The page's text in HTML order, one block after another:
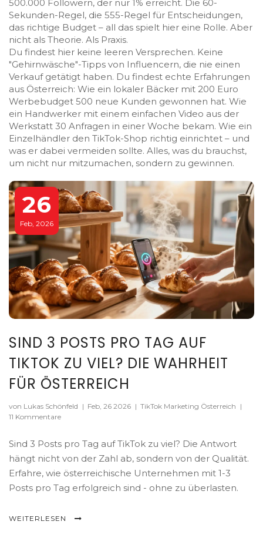
500.000 Followern, der nur 1% erreicht. Die 60-
Sekunden-Regel, die 555-Regel für Entscheidungen,
das richtige Budget – all das spielt hier eine Rolle. Aber
nicht als Theorie. Als Praxis.
Du findest hier keine leeren Versprechen. Keine
"Gehirnwäsche"-Tipps von Influencern, die nie einen
Verkauf getätigt haben. Du findest echte Erfahrungen
aus Österreich: Wie ein lokaler Bäcker mit 200 Euro
Werbebudget 500 neue Kunden gewonnen hat. Wie
ein Handwerker mit einem einfachen Video aus der
Werkstatt 30 Anfragen in einer Woche bekam. Wie ein
Einzelhändler den TikTok-Shop richtig einrichtet – und
was er dabei vermeiden sollte. Alles, was du brauchst,
um nicht nur mitzumachen, sondern zu gewinnen.
26
Feb, 2026
SIND 3 POSTS PRO TAG AUF
TIKTOK ZU VIEL? DIE WAHRHEIT
FÜR ÖSTERREICH
von Lukas Schönfeld | Feb, 26 2026 | TikTok Marketing Österreich |
11 Kommentare
Sind 3 Posts pro Tag auf TikTok zu viel? Die Antwort
hängt nicht von der Zahl ab, sondern von der Qualität.
Erfahre, wie österreichische Unternehmen mit 1-3
Posts pro Tag erfolgreich sind - ohne zu überlasten.
WEITERLESEN